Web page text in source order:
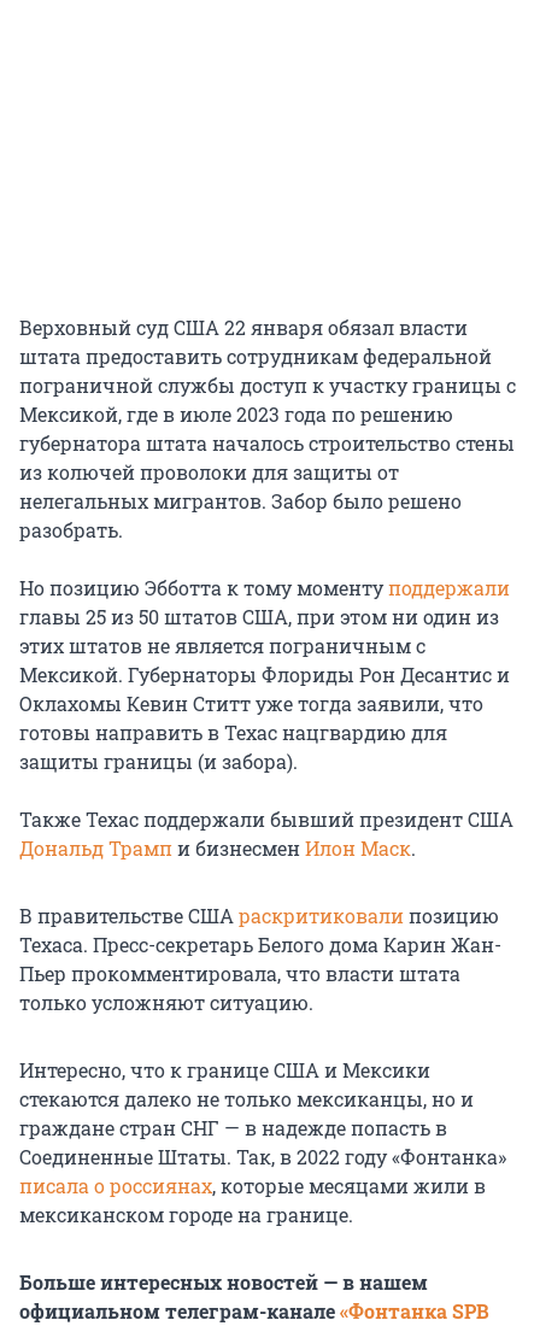
Верховный суд США 22 января обязал власти
штата предоставить сотрудникам федеральной
пограничной службы доступ к участку границы с
Мексикой, где в июле 2023 года по решению
губернатора штата началось строительство стены
из колючей проволоки для защиты от
нелегальных мигрантов. Забор было решено
разобрать.
Но позицию Эбботта к тому моментуподдержали
главы 25 из 50 штатов США, при этом ни один из
этих штатов не является пограничным с
Мексикой. Губернаторы Флориды Рон Десантис и
Оклахомы Кевин Ститт уже тогда заявили, что
готовы направить в Техас нацгвардию для
защиты границы (и забора).
Также Техас поддержали бывший президент США
Дональд Трампи бизнесменИлон Маск.
В правительстве США раскритиковалипозицию
Техаса. Пресс-секретарь Белого дома Карин Жан-
Пьер прокомментировала, что власти штата
только усложняют ситуацию.
Интересно, что к границе США и Мексики
стекаются далеко не только мексиканцы, но и
граждане стран СНГ — в надежде попасть в
Соединенные Штаты. Так, в 2022 году «Фонтанка»
писала о россиянах, которые месяцами жили в
мексиканском городе на границе.
Больше интересных новостей — в нашем
официальном телеграм-канале«Фонтанка SPB